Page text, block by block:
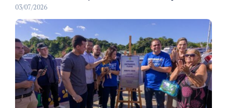
03/07/2026